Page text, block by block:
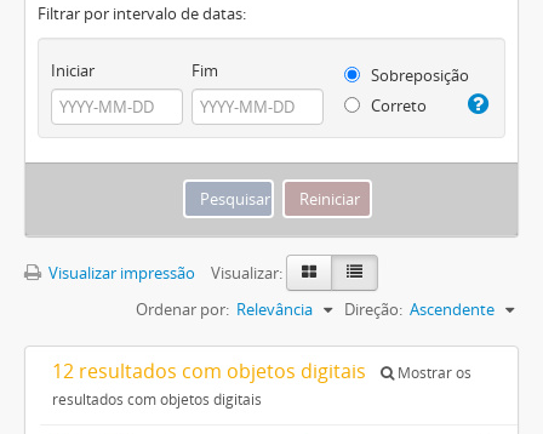
Filtrar por intervalo de datas:
Iniciar Fim
Sobreposição
Correto
Visualizar impressão
Visualizar:
Ordenar por: Relevância Direção: Ascendente
12 resultados com objetos digitais
Mostrar os
resultados com objetos digitais